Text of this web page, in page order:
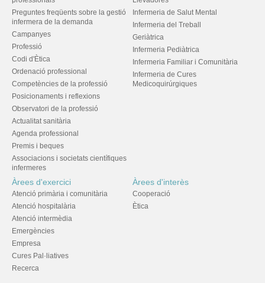
Preguntes freqüents sobre la gestió
infermera de la demanda
Campanyes
Professió
Codi d'Ètica
Ordenació professional
Competències de la professió
Posicionaments i reflexions
Observatori de la professió
Actualitat sanitària
Agenda professional
Premis i beques
Associacions i societats científiques
infermeres
Infermeria de Salut Mental
Infermeria del Treball
Geriàtrica
Infermeria Pediàtrica
Infermeria Familiar i Comunitària
Infermeria de Cures
Medicoquirúrgiques
Àrees d'exercici
Atenció primària i comunitària
Atenció hospitalària
Atenció intermèdia
Emergències
Empresa
Cures Pal·liatives
Recerca
Àrees d'interès
Cooperació
Ètica